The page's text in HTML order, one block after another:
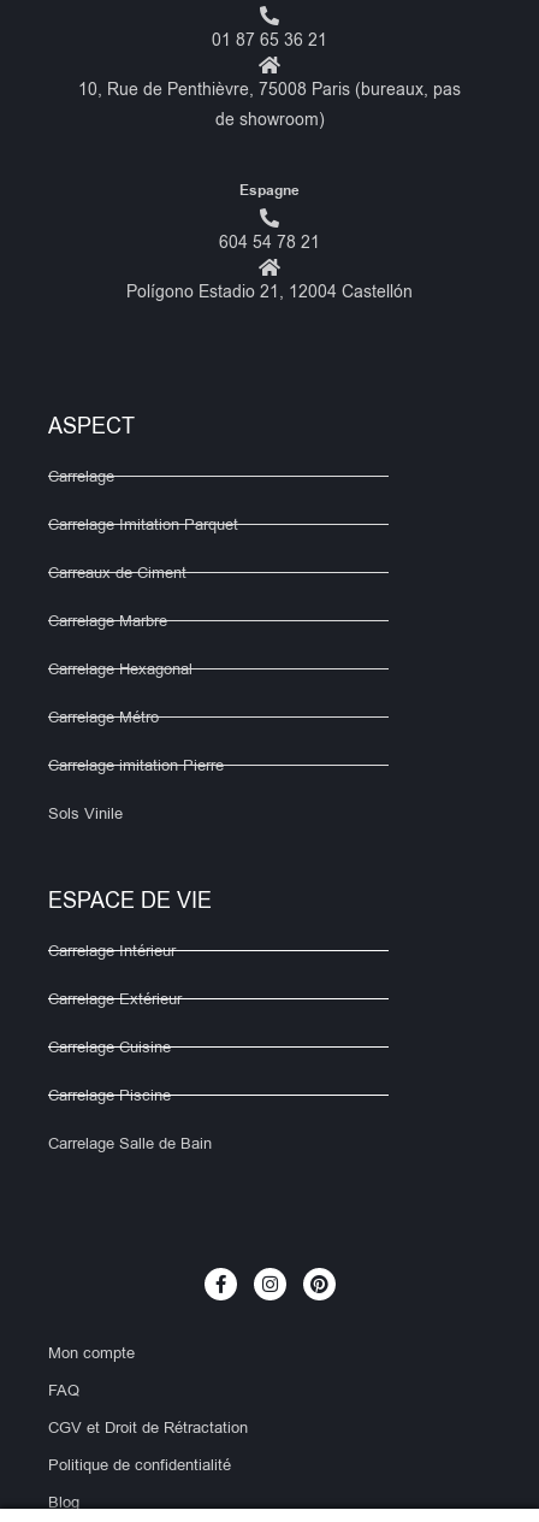
01 87 65 36 21
10, Rue de Penthièvre, 75008 Paris (bureaux, pas
de showroom)
Espagne
604 54 78 21
Polígono Estadio 21, 12004 Castellón
ASPECT
Carrelage
Carrelage Imitation Parquet
Carreaux de Ciment
Carrelage Marbre
Carrelage Hexagonal
Carrelage Métro
Carrelage imitation Pierre
Sols Vinile
ESPACE DE VIE
Carrelage Intérieur
Carrelage Extérieur
Carrelage Cuisine
Carrelage Piscine
Carrelage Salle de Bain
Mon compte
FAQ
CGV et Droit de Rétractation
Politique de confidentialité
Blog